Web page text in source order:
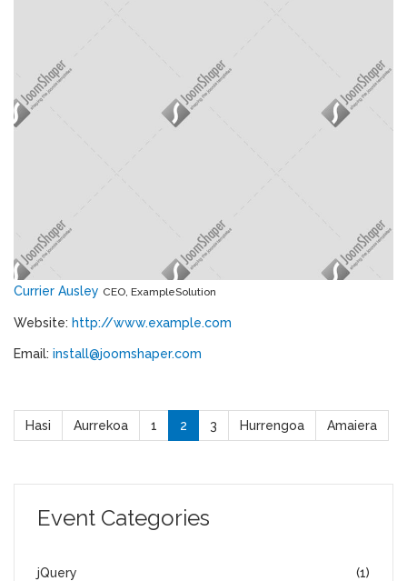
Currier Ausley CEO, ExampleSolution
Website: http://www.example.com
Email: install@joomshaper.com
Hasi Aurrekoa 1 2 3 Hurrengoa Amaiera
Event Categories
jQuery (1)